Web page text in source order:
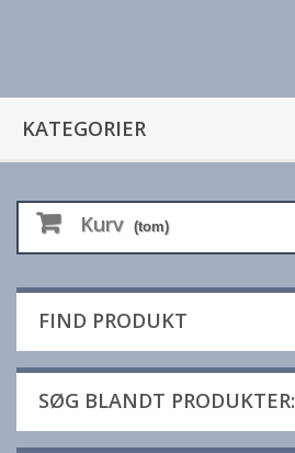
KATEGORIER
Kurv (tom)
FIND PRODUKT
SØG BLANDT PRODUKTER: